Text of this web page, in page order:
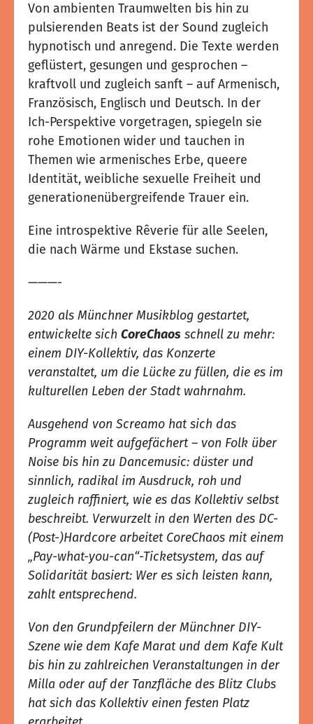
Von ambienten Traumwelten bis hin zu
pulsierenden Beats ist der Sound zugleich
hypnotisch und anregend. Die Texte werden
geflüstert, gesungen und gesprochen –
kraftvoll und zugleich sanft – auf Armenisch,
Französisch, Englisch und Deutsch. In der
Ich-Perspektive vorgetragen, spiegeln sie
rohe Emotionen wider und tauchen in
Themen wie armenisches Erbe, queere
Identität, weibliche sexuelle Freiheit und
generationenübergreifende Trauer ein.
Eine introspektive Rêverie für alle Seelen,
die nach Wärme und Ekstase suchen.
———-
2020 als Münchner Musikblog gestartet,
entwickelte sich CoreChaos schnell zu mehr:
einem DIY-Kollektiv, das Konzerte
veranstaltet, um die Lücke zu füllen, die es im
kulturellen Leben der Stadt wahrnahm.
Ausgehend von Screamo hat sich das
Programm weit aufgefächert – von Folk über
Noise bis hin zu Dancemusic: düster und
sinnlich, radikal im Ausdruck, roh und
zugleich raffiniert, wie es das Kollektiv selbst
beschreibt. Verwurzelt in den Werten des DC-
(Post-)Hardcore arbeitet CoreChaos mit einem
„Pay-what-you-can“-Ticketsystem, das auf
Solidarität basiert: Wer es sich leisten kann,
zahlt entsprechend.
Von den Grundpfeilern der Münchner DIY-
Szene wie dem Kafe Marat und dem Kafe Kult
bis hin zu zahlreichen Veranstaltungen in der
Milla oder auf der Tanzfläche des Blitz Clubs
hat sich das Kollektiv einen festen Platz